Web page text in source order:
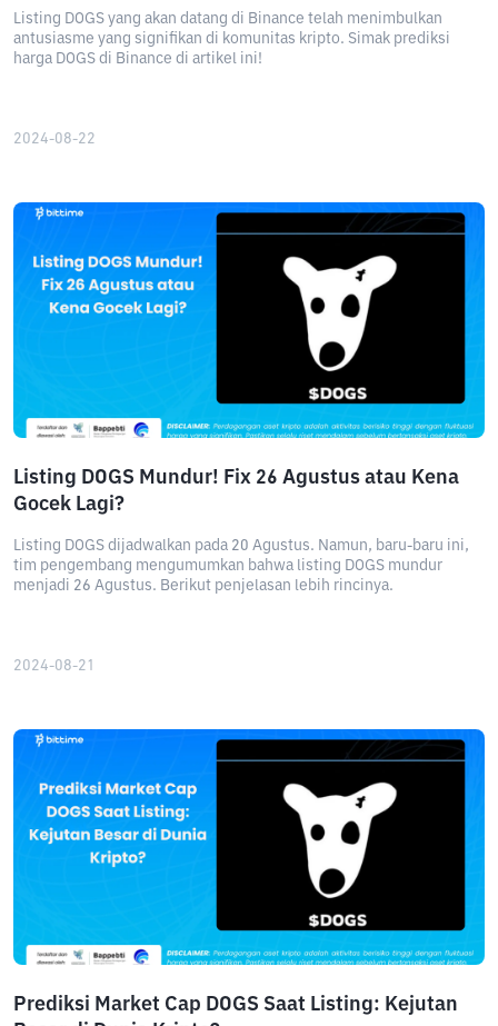
Listing DOGS yang akan datang di Binance telah menimbulkan
antusiasme yang signifikan di komunitas kripto. Simak prediksi
harga DOGS di Binance di artikel ini!
2024-08-22
Listing DOGS Mundur! Fix 26 Agustus atau Kena
Gocek Lagi?
Listing DOGS dijadwalkan pada 20 Agustus. Namun, baru-baru ini,
tim pengembang mengumumkan bahwa listing DOGS mundur
menjadi 26 Agustus. Berikut penjelasan lebih rincinya.
2024-08-21
Prediksi Market Cap DOGS Saat Listing: Kejutan